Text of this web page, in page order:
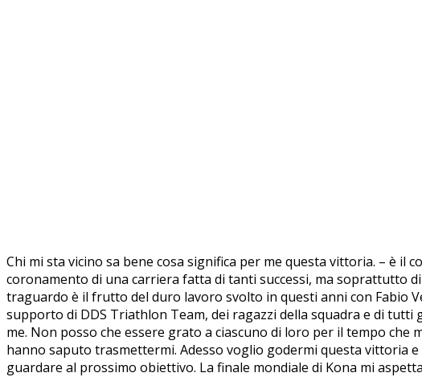
Chi mi sta vicino sa bene cosa significa per me questa vittoria. – è il
coronamento di una carriera fatta di tanti successi, ma soprattutto
traguardo è il frutto del duro lavoro svolto in questi anni con Fabio
supporto di DDS Triathlon Team, dei ragazzi della squadra e di
me. Non posso che essere grato a ciascuno di loro per il tempo che
hanno saputo trasmettermi. Adesso voglio godermi questa vittoria
guardare al prossimo obiettivo. La finale mondiale di Kona mi